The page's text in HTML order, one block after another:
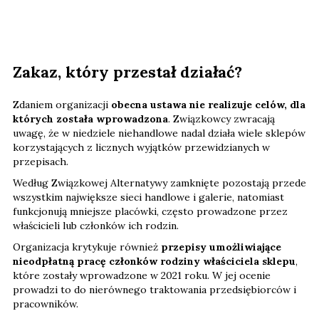
Zakaz, który przestał działać?
Zdaniem organizacji obecna ustawa nie realizuje celów, dla
których została wprowadzona. Związkowcy zwracają
uwagę, że w niedziele niehandlowe nadal działa wiele sklepów
korzystających z licznych wyjątków przewidzianych w
przepisach.
Według Związkowej Alternatywy zamknięte pozostają przede
wszystkim największe sieci handlowe i galerie, natomiast
funkcjonują mniejsze placówki, często prowadzone przez
właścicieli lub członków ich rodzin.
Organizacja krytykuje również przepisy umożliwiające
nieodpłatną pracę członków rodziny właściciela sklepu,
które zostały wprowadzone w 2021 roku. W jej ocenie
prowadzi to do nierównego traktowania przedsiębiorców i
pracowników.